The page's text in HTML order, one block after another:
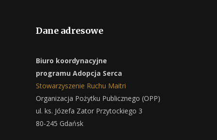
Dane adresowe
Biuro koordynacyjne
programu Adopcja Serca
Stowarzyszenie Ruchu Maitri
Organizacja Pożytku Publicznego (OPP)
ul. ks. Józefa Zator Przytockiego 3
80-245 Gdańsk